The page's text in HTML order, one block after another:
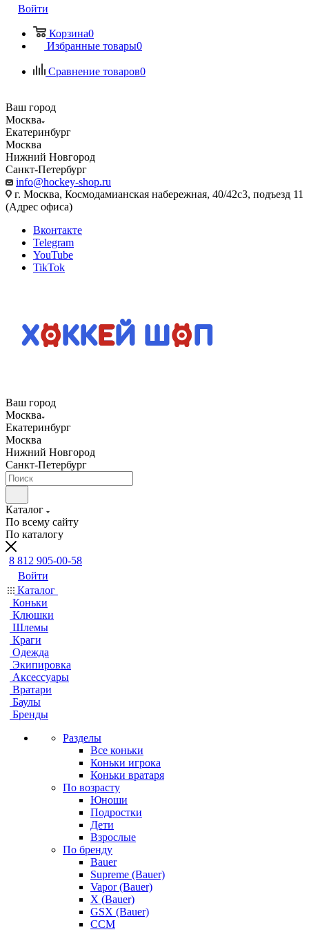
Войти
Корзина0
Избранные товары0
Сравнение товаров0
Ваш город
Москва
Екатеринбург
Москва
Нижний Новгород
Санкт-Петербург
info@hockey-shop.ru
г. Москва, Космодамианская набережная, 40/42с3, подъезд 11
(Адрес офиса)
Вконтакте
Telegram
YouTube
TikTok
Ваш город
Москва
Екатеринбург
Москва
Нижний Новгород
Санкт-Петербург
Каталог
По всему сайту
По каталогу
8 812 905-00-58
Войти
Каталог
Коньки
Клюшки
Шлемы
Краги
Одежда
Экипировка
Аксессуары
Вратари
Баулы
Бренды
Разделы
Все коньки
Коньки игрока
Коньки вратаря
По возрасту
Юноши
Подростки
Дети
Взрослые
По бренду
Bauer
Supreme (Bauer)
Vapor (Bauer)
X (Bauer)
GSX (Bauer)
CCM